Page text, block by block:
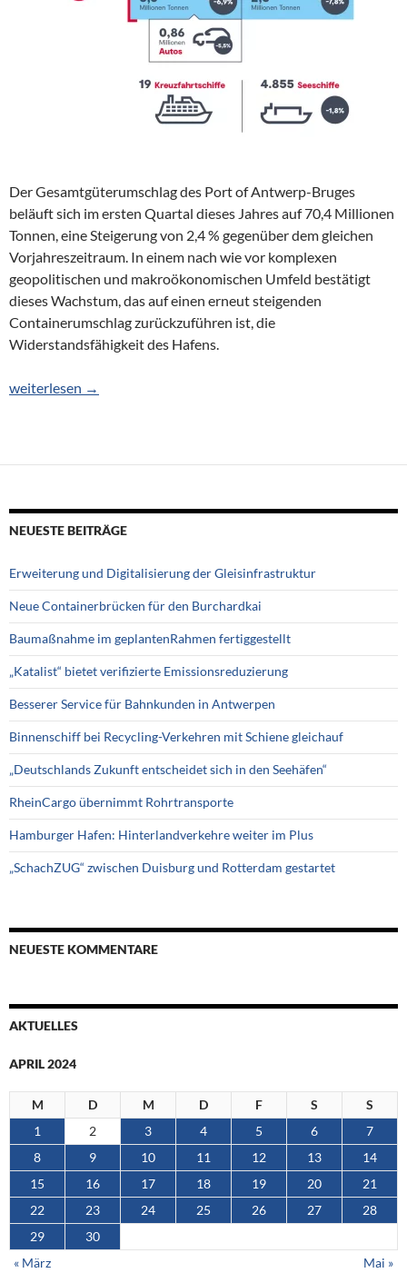
Der Gesamtgüterumschlag des Port of Antwerp-Bruges
beläuft sich im ersten Quartal dieses Jahres auf 70,4 Millionen
Tonnen, eine Steigerung von 2,4 % gegenüber dem gleichen
Vorjahreszeitraum. In einem nach wie vor komplexen
geopolitischen und makroökonomischen Umfeld bestätigt
dieses Wachstum, das auf einen erneut steigenden
Containerumschlag zurückzuführen ist, die
Widerstandsfähigkeit des Hafens.
Zahlen zeugen von Widerstandsfähigkeit
weiterlesen →
NEUESTE BEITRÄGE
Erweiterung und Digitalisierung der Gleisinfrastruktur
Neue Containerbrücken für den Burchardkai
Baumaßnahme im geplantenRahmen fertiggestellt
„Katalist“ bietet verifizierte Emissionsreduzierung
Besserer Service für Bahnkunden in Antwerpen
Binnenschiff bei Recycling-Verkehren mit Schiene gleichauf
„Deutschlands Zukunft entscheidet sich in den Seehäfen“
RheinCargo übernimmt Rohrtransporte
Hamburger Hafen: Hinterlandverkehre weiter im Plus
„SchachZUG“ zwischen Duisburg und Rotterdam gestartet
NEUESTE KOMMENTARE
AKTUELLES
APRIL 2024
M D M D F S
S
1
2 3 4 5 6
7
8
9 10 11 12 13
14
15
16 17 18 19 20
21
22
23 24 25 26 27
28
29
30
« März
Mai »